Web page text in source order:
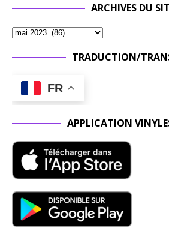
ARCHIVES DU
TRADUCTION/
FR
APPLICATION